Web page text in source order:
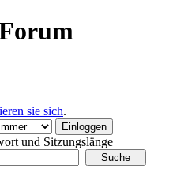
sie sich.
und Sitzungslänge